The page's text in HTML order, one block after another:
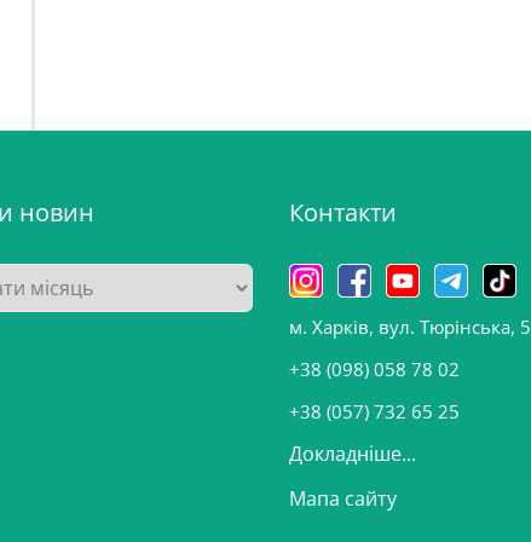
новин Контакти
м. Харків, вул. Тюрінська, 5
+38 (098) 058 78 02
+38 (057) 732 65 25
Докладніше...
Мапа сайту